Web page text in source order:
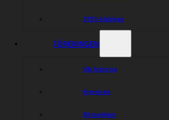
1951-klubben
FÖRENINGEN
Vår historia
Styrelsen
Bli medlem